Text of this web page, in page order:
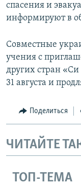
спасения и
информируют в
Совместные
учения с
других стран
31 августа и
Поделиться
ЧИТАЙТЕ
ТОП-ТЕМА